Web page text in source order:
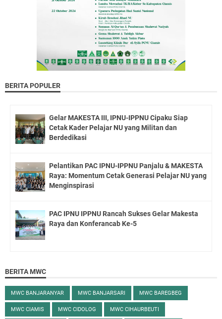
BERITA POPULER
Gelar MAKESTA III, IPNU-IPPNU Cipaku Siap
Cetak Kader Pelajar NU yang Militan dan
Berdedikasi
Pelantikan PAC IPNU-IPPNU Panjalu & MAKESTA
Raya: Momentum Cetak Generasi Pelajar NU yang
Menginspirasi
PAC IPNU IPPNU Rancah Sukses Gelar Makesta
Raya dan Konferancab Ke-5
BERITA MWC
MWC BANJARANYAR MWC BANJARSARI MWC BAREGBEG
MWC CIAMIS MWC CIDOLOG MWC CIHAURBEUTI